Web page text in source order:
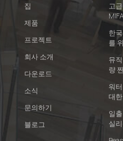
집
제품
프로젝트
회사 소개
다운로드
소식
문의하기
블로그
고
한
를
뮤
량
워
대
일
실